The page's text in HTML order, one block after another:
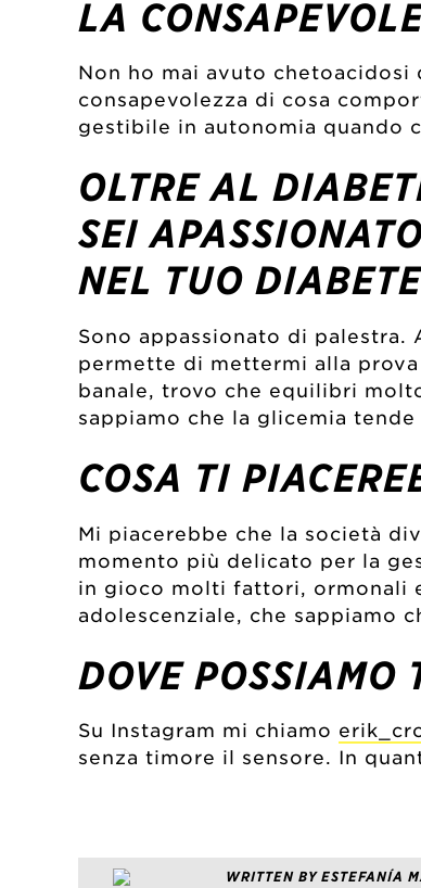
LA
Non ho mai avuto chetoacidosi
consapevolezza di cosa
gestibile in autonomia quando
OLTRE AL
SEI
NEL TUO
Sono appassionato di
permette di mettermi alla
banale, trovo che equilibri
sappiamo che la glicemia
COSA TI
Mi piacerebbe che la società
momento più delicato per la
in gioco molti fattori, ormonali
adolescenziale, che sappiamo
DOVE POSSIAMO
Su Instagram mi chiamo
senza timore il sensore. In
WRITTEN BY ESTEFANÍA